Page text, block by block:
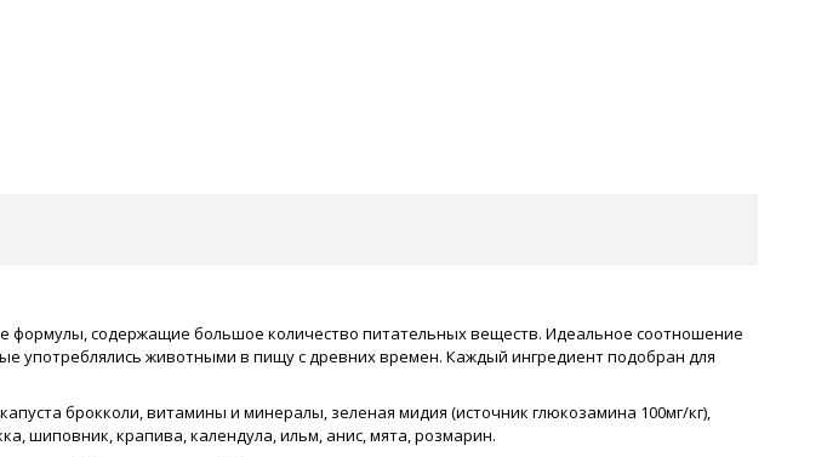
содержащие большое количество питательных веществ. Идеальное соотношение
употреблялись животными в пищу с древних времен. Каждый ингредиент подобран для
брокколи, витамины и минералы, зеленая мидия (источник глюкозамина 100мг/кг),
шиповник, крапива, календула, ильм, анис, мята, розмарин.